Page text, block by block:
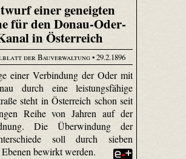
einer geneigten
für den Donau-Oder-
in Österreich
der Bauverwaltung• 29.2.1896
einer Verbindung der Oder mit
durch eine leistungsfähige
steht in Österreich schon seit
Reihe von Jahren auf der
Die Überwindung der
soll durch sieben
Ebenen bewirkt werden.